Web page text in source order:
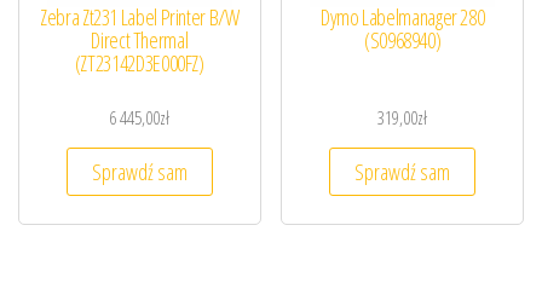
Zebra Zt231 Label Printer B/W
Direct Thermal
(ZT23142D3E000FZ)
6 445,00zł
Sprawdź sam
Dymo Labelmanager 280
(S0968940)
319,00zł
Sprawdź sam